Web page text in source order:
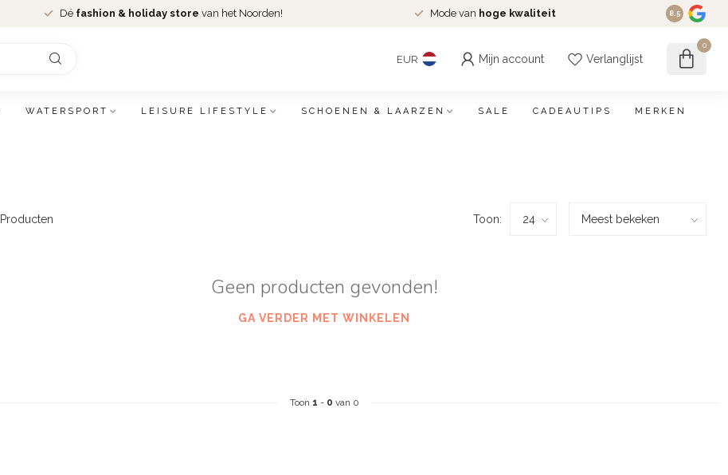
Dé fashion & holiday store van het Noorden! Mode van hoge kwaliteit 8.5
EUR Mijn account Verlanglijst
0
WATERSPORT LEISURE LIFESTYLE SCHOENEN & LAARZEN SALE CADEAUTIPS MERKEN
Producten Toon:
Geen producten gevonden!
GA VERDER MET WINKELEN
Toon 1 - 0 van 0